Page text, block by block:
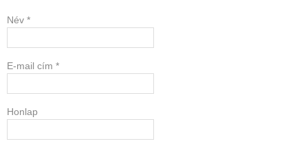
Név *
E-mail cím *
Honlap